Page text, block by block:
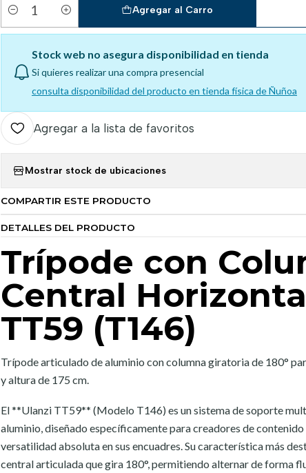
Cantidad
Agregar al Carro
Stock web no asegura disponibilidad en tienda
Si quieres realizar una compra presencial
consulta disponibilidad del producto en tienda física de Ñuñoa
Agregar a la lista de favoritos
Mostrar stock de ubicaciones
COMPARTIR ESTE PRODUCTO
DETALLES DEL PRODUCTO
Trípode con
Central
TT59 (T146)
Trípode articulado de aluminio con columna giratoria de 180°
y altura de 175 cm.
El **Ulanzi TT59** (Modelo T146) es un sistema de soporte
aluminio, diseñado específicamente para creadores de contenido
versatilidad absoluta en sus encuadres. Su característica más
central articulada que gira 180°, permitiendo alternar de forma